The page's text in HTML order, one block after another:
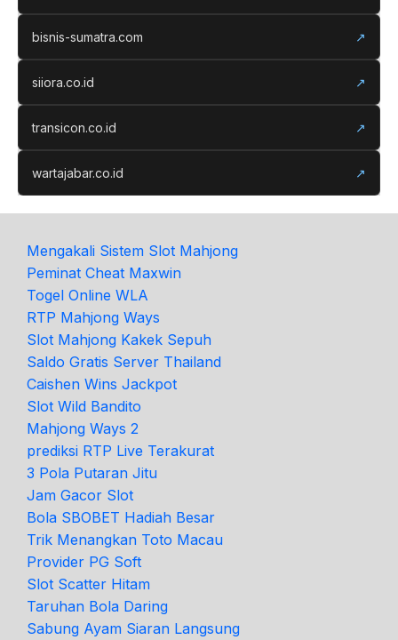
bisnis-sumatra.com ↗
siiora.co.id ↗
transicon.co.id ↗
wartajabar.co.id ↗
Mengakali Sistem Slot Mahjong
Peminat Cheat Maxwin
Togel Online WLA
RTP Mahjong Ways
Slot Mahjong Kakek Sepuh
Saldo Gratis Server Thailand
Caishen Wins Jackpot
Slot Wild Bandito
Mahjong Ways 2
prediksi RTP Live Terakurat
3 Pola Putaran Jitu
Jam Gacor Slot
Bola SBOBET Hadiah Besar
Trik Menangkan Toto Macau
Provider PG Soft
Slot Scatter Hitam
Taruhan Bola Daring
Sabung Ayam Siaran Langsung